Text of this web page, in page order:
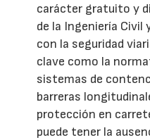
carácter gratuito y
de la Ingeniería
con la seguridad
clave como la
sistemas de
barreras
protección en
puede tener la